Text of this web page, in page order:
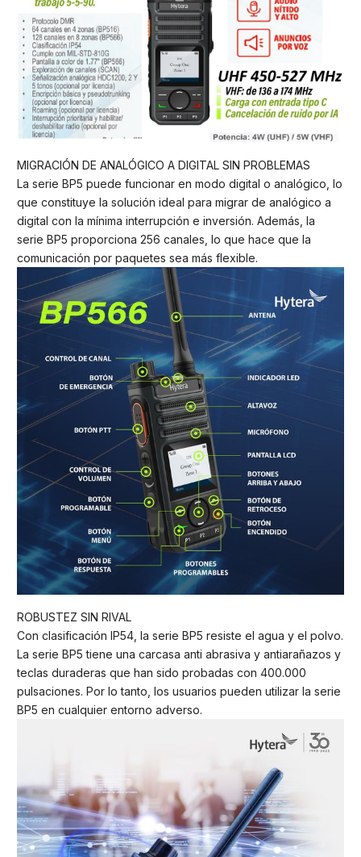
MIGRACIÓN DE ANALÓGICO A DIGITAL SIN PROBLEMAS
La serie BP5 puede funcionar en modo digital o analógico, lo
que constituye la solución ideal para migrar de analógico a
digital con la mínima interrupción e inversión. Además, la
serie BP5 proporciona 256 canales, lo que hace que la
comunicación por paquetes sea más flexible.
ROBUSTEZ SIN RIVAL
Con clasificación IP54, la serie BP5 resiste el agua y el polvo.
La serie BP5 tiene una carcasa anti abrasiva y antiarañazos y
teclas duraderas que han sido probadas con 400.000
pulsaciones. Por lo tanto, los usuarios pueden utilizar la serie
BP5 en cualquier entorno adverso.